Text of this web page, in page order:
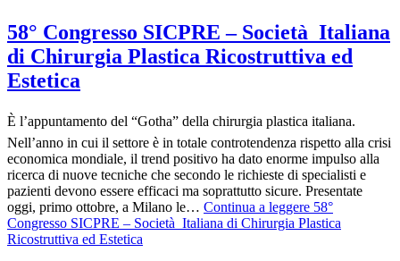
58° Congresso SICPRE – Società Italiana
di Chirurgia Plastica Ricostruttiva ed
Estetica
È l’appuntamento del “Gotha” della chirurgia plastica italiana.
Nell’anno in cui il settore è in totale controtendenza rispetto alla crisi
economica mondiale, il trend positivo ha dato enorme impulso alla
ricerca di nuove tecniche che secondo le richieste di specialisti e
pazienti devono essere efficaci ma soprattutto sicure. Presentate
oggi, primo ottobre, a Milano le… Continua a leggere 58°
Congresso SICPRE – Società Italiana di Chirurgia Plastica
Ricostruttiva ed Estetica